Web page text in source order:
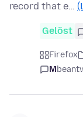
record that e…
Gelöst
Firefox
M